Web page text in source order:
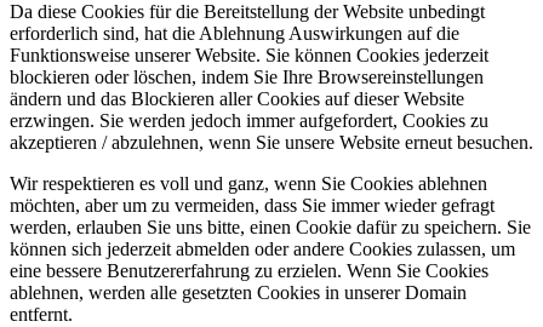
Da diese Cookies für die Bereitstellung der Website unbedingt
erforderlich sind, hat die Ablehnung Auswirkungen auf die
Funktionsweise unserer Website. Sie können Cookies jederzeit
blockieren oder löschen, indem Sie Ihre Browsereinstellungen
ändern und das Blockieren aller Cookies auf dieser Website
erzwingen. Sie werden jedoch immer aufgefordert, Cookies zu
akzeptieren / abzulehnen, wenn Sie unsere Website erneut besuchen.
Wir respektieren es voll und ganz, wenn Sie Cookies ablehnen
möchten, aber um zu vermeiden, dass Sie immer wieder gefragt
werden, erlauben Sie uns bitte, einen Cookie dafür zu speichern. Sie
können sich jederzeit abmelden oder andere Cookies zulassen, um
eine bessere Benutzererfahrung zu erzielen. Wenn Sie Cookies
ablehnen, werden alle gesetzten Cookies in unserer Domain
entfernt.